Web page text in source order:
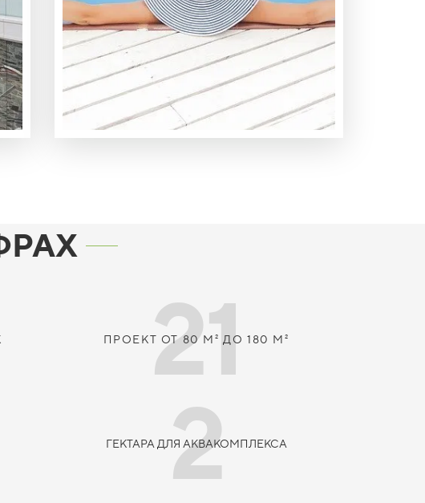
21
ПРОЕКТ ОТ 80 М² ДО 180 М²
2
ГЕКТАРА ДЛЯ АКВАКОМПЛЕКСА